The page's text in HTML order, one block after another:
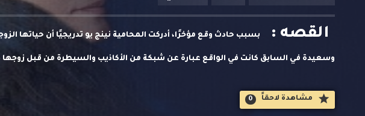
القصه : بسبب حادث وقع مؤخرًا، أدركت المحامية نينج يو تدريجيًا أن حياتها
وسعيدة في السابق كانت في الواقع عبارة عن شبكة من الأكاذيب والسيطرة من قبل
مشاهدة لاحقاََ 0